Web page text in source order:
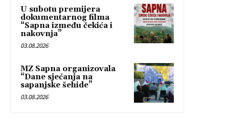
U subotu premijera
dokumentarnog filma
“Sapna između čekića i
nakovnja”
03.08.2026
MZ Sapna organizovala
“Dane sjećanja na
sapanjske šehide”
03.08.2026